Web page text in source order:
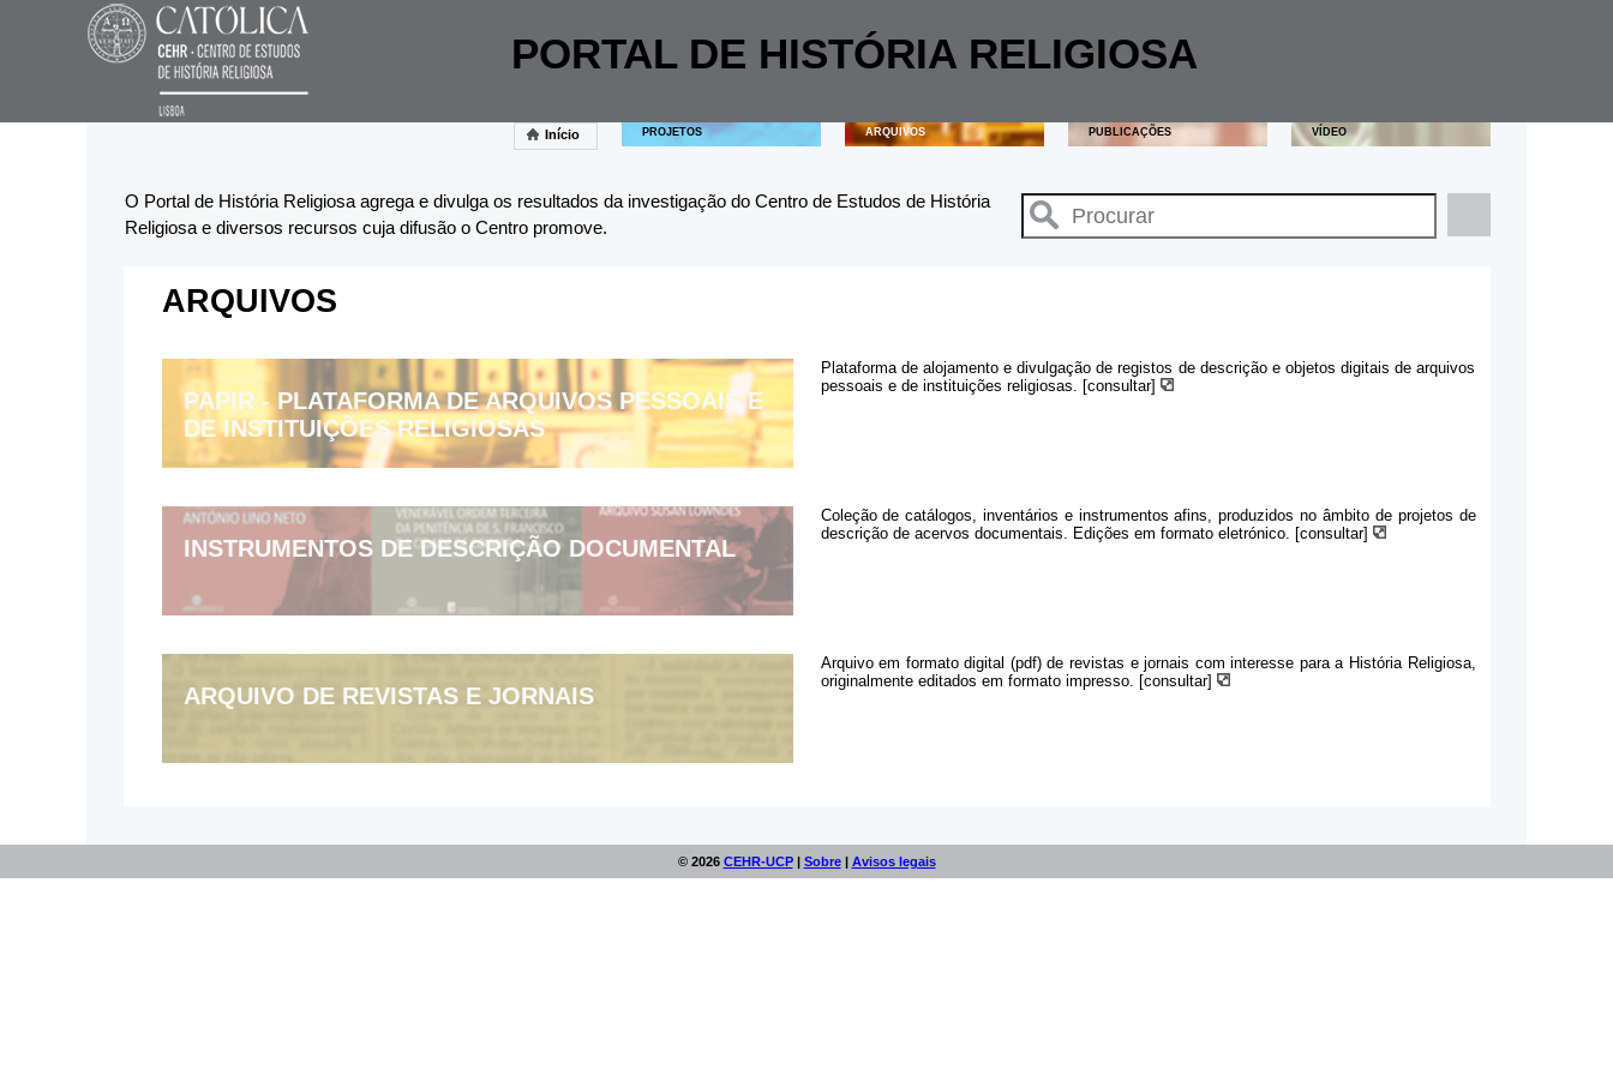
PORTAL DE HISTÓRIA RELIGIOSA
Início PROJETOS ARQUIVOS PUBLICAÇÕES VÍDEO
O Portal de História Religiosa agrega e divulga os resultados da investigação do Centro de Estudos de História
Religiosa e diversos recursos cuja difusão o Centro promove.
ARQUIVOS
PAPIR - PLATAFORMA DE ARQUIVOS PESSOAIS E
DE INSTITUIÇÕES RELIGIOSAS
Plataforma de alojamento e divulgação de registos de descrição e objetos digitais de arquivos
pessoais e de instituições religiosas. [consultar]
INSTRUMENTOS DE DESCRIÇÃO DOCUMENTAL
Coleção de catálogos, inventários e instrumentos afins, produzidos no âmbito de projetos de
descrição de acervos documentais. Edições em formato eletrónico. [consultar]
ARQUIVO DE REVISTAS E JORNAIS
Arquivo em formato digital (pdf) de revistas e jornais com interesse para a História Religiosa,
originalmente editados em formato impresso. [consultar]
© 2026 CEHR-UCP| Sobre| Avisos legais